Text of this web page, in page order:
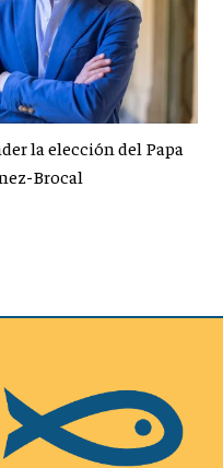
la elección del Papa
Brocal